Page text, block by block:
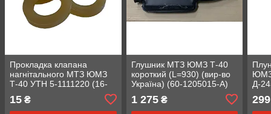
Прокладка клапана
нагнітального МТЗ ЮМЗ
Т-40 УТН 5-1111220 (16-
15 ₴
Глушник МТЗ ЮМЗ Т-40
короткий (L=930) (вир-во
Україна) (60-1205015-А)
1 275₴
ЮМЗ
Д-
299